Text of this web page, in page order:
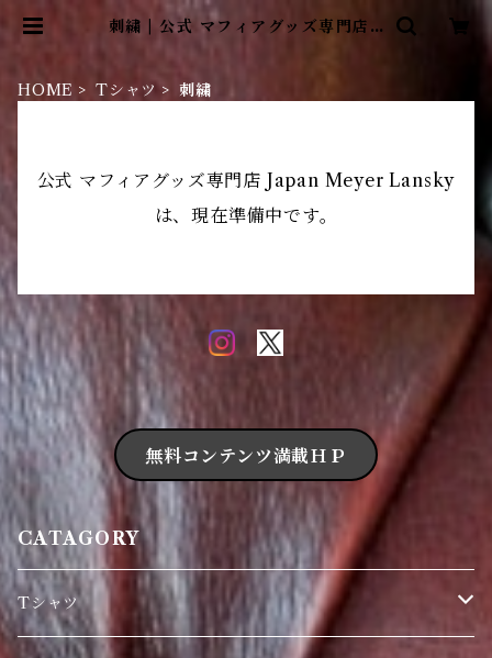
刺繍 | 公式 マフィアグッズ専門店 J
HOME Tシャツ 刺繍
公式 マフィアグッズ専門店 Japan Meyer Lansky
は、現在準備中です。
無料コンテンツ満載ＨＰ
CATAGORY
Tシャツ